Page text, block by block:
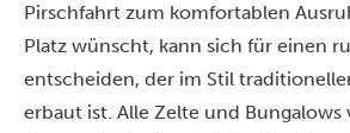
Pirschfahrt zum komfortablen
Platz wünscht, kann sich für einen
entscheiden, der im Stil
erbaut ist. Alle Zelte und Bungalows